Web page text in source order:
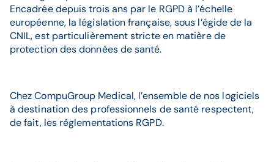
Encadrée depuis trois ans par le RGPD à l’échelle
européenne, la législation française, sous l’égide de la
CNIL, est particulièrement stricte en matière de
protection des données de santé.
Chez CompuGroup Medical, l’ensemble de nos logiciels
à destination des professionnels de santé respectent,
de fait, les réglementations RGPD.